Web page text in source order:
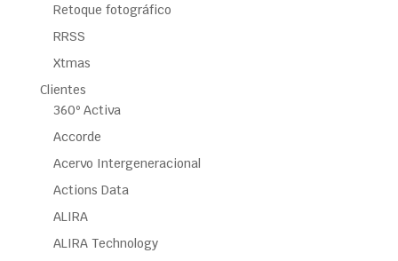
Retoque fotográfico
RRSS
Xtmas
Clientes
360º Activa
Accorde
Acervo Intergeneracional
Actions Data
ALIRA
ALIRA Technology